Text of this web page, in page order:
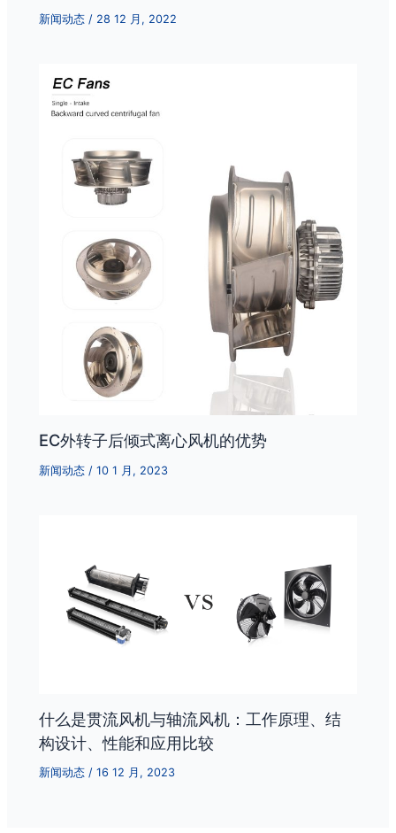
新闻动态 / 28 12 月, 2022
EC外转子后倾式离心风机的优势
新闻动态 /10 1 月, 2023
什么是贯流风机与轴流风机：工作原理、结
构设计、性能和应用比较
新闻动态 /16 12 月, 2023